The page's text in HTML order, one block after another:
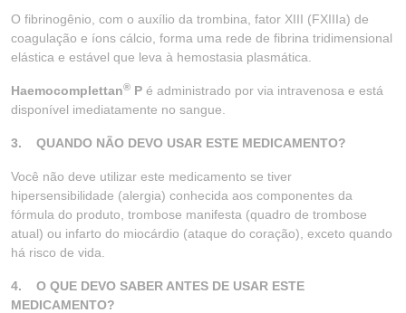
O fibrinogênio, com o auxílio da trombina, fator XIII (FXIIIa) de
coagulação e íons cálcio, forma uma rede de fibrina tridimensional
elástica e estável que leva à hemostasia plasmática.
Haemocomplettan® P é administrado por via intravenosa e está
disponível imediatamente no sangue.
3. QUANDO NÃO DEVO USAR ESTE MEDICAMENTO?
Você não deve utilizar este medicamento se tiver
hipersensibilidade (alergia) conhecida aos componentes da
fórmula do produto, trombose manifesta (quadro de trombose
atual) ou infarto do miocárdio (ataque do coração), exceto quando
há risco de vida.
4.
O QUE DEVO SABER ANTES DE USAR ESTE
MEDICAMENTO?